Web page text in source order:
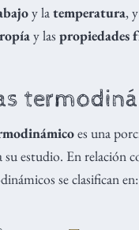
y latemperatura,
y las propiedades
es una
su estudio. En relación
se clasifican en: